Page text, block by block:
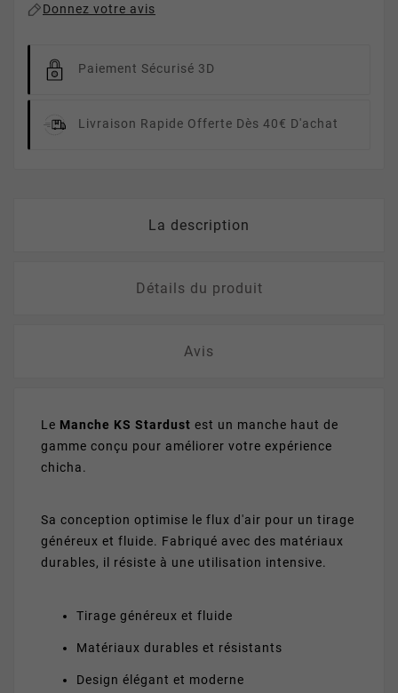
Donnez votre avis
Paiement Sécurisé 3D
Livraison Rapide Offerte Dès 40€ D'achat
La description
Détails du produit
Avis
Le Manche KS Stardust est un manche haut de
gamme conçu pour améliorer votre expérience
chicha.
Sa conception optimise le flux d'air pour un tirage
généreux et fluide. Fabriqué avec des matériaux
durables, il résiste à une utilisation intensive.
Tirage généreux et fluide
Matériaux durables et résistants
Design élégant et moderne